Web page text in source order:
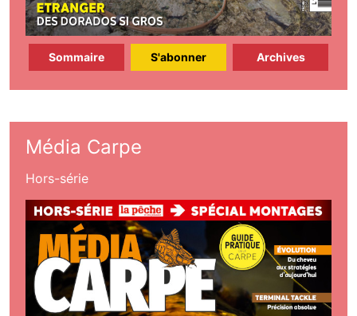
Sommaire S'abonner Archives
Média Carpe
Hors-série